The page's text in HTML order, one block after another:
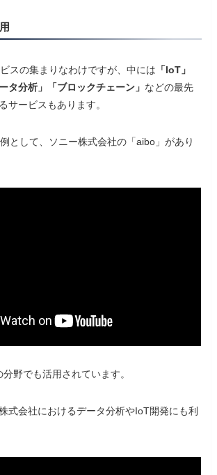
スの集まりなわけですが、中には 「IoT」
タ分析」「ブロックチェーン」 などの最先
サービスもあります。
として、ソニー株式会社の「aibo」があり
野でも活用されています。
式会社におけるデータ分析やIoT開発にも利